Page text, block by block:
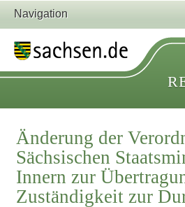
Navigation
Änderung der
Sächsischen
Innern zur
Zuständigkeit zur